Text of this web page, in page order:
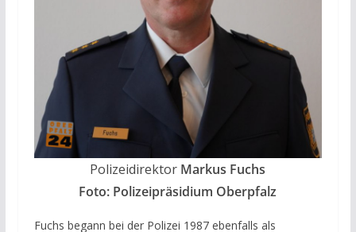
Polizeidirektor Markus Fuchs
Foto: Polizeipräsidium Oberpfalz
Fuchs begann bei der Polizei 1987 ebenfalls als